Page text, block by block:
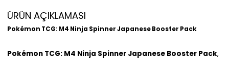
ÜRÜN AÇIKLAMASI
Pokémon TCG: M4 Ninja Spinner Japanese Booster Pack
Pokémon TCG: M4 Ninja Spinner Japanese Booster Pack,